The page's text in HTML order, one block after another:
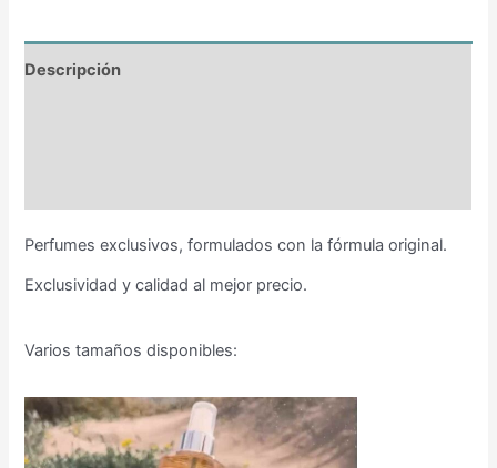
Descripción
Perfumes exclusivos, formulados con la fórmula original.
Exclusividad y calidad al mejor precio.
Varios tamaños disponibles: